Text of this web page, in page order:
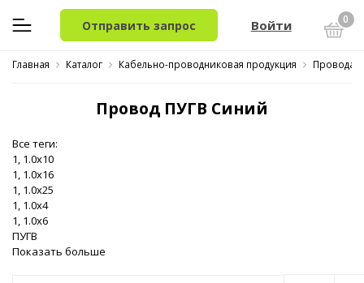
Отправить запрос Войти 0
Главная Каталог Кабельно-проводниковая продукция Провода
Провод ПУГВ Синий
Все теги:
1, 1.0x10
1, 1.0x16
1, 1.0x25
1, 1.0x4
1, 1.0x6
ПУГВ
Показать больше